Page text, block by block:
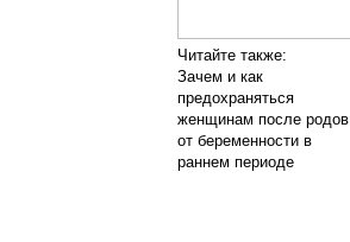
Читайте также:
Зачем и как
предохраняться
женщинам после родов
от беременности в
раннем периоде